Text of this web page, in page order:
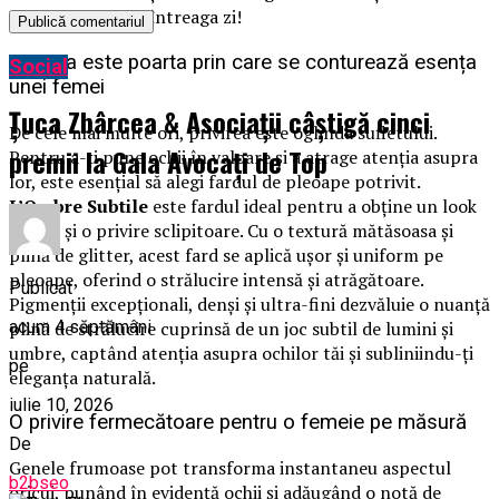
aspect impecabil întreaga zi!
Privirea este poarta prin care se conturează esența
unei femei
De cele mai multe ori, privirea este oglinda sufletului.
Pentru a-ți pune ochii în valoare și a atrage atenția asupra
lor, este esențial să alegi fardul de pleoape potrivit.
L’Ombre Subtile este fardul ideal pentru a obține un look
intens și o privire sclipitoare. Cu o textură mătăsoasa și
plină de glitter, acest fard se aplică ușor și uniform pe
pleoape, oferind o strălucire intensă și atrăgătoare.
Pigmenții excepționali, denși și ultra-fini dezvăluie o nuanță
plină de strălucire cuprinsă de un joc subtil de lumini și
umbre, captând atenția asupra ochilor tăi și subliniindu-ți
eleganța naturală.
O privire fermecătoare pentru o femeie pe măsură
Genele frumoase pot transforma instantaneu aspectul
oricui, punând în evidență ochii și adăugând o notă de
Social
Țuca Zbârcea & Asociații câștigă cinci
premii la Gala Avocați de Top
Publicat
acum 4 săptămâni
pe
iulie 10, 2026
De
b2bseo